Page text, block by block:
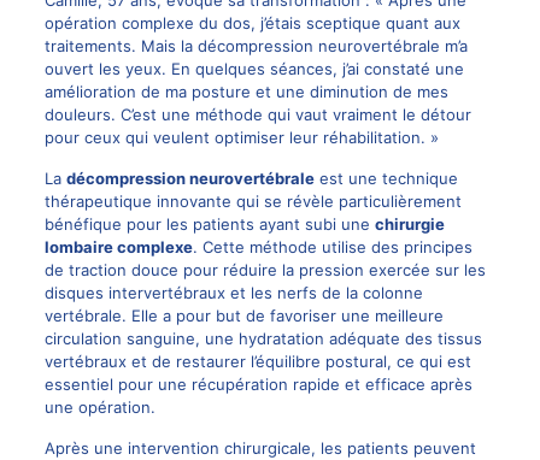
opération complexe du dos, j’étais sceptique quant aux
traitements. Mais la décompression neurovertébrale m’a
ouvert les yeux. En quelques séances, j’ai constaté une
amélioration de ma posture et une diminution de mes
douleurs. C’est une méthode qui vaut vraiment le détour
pour ceux qui veulent optimiser leur réhabilitation. »
La décompression neurovertébraleest une technique
thérapeutique innovante qui se révèle particulièrement
bénéfique pour les patients ayant subi une chirurgie
lombaire complexe. Cette méthode utilise des principes
de traction douce pour réduire la pression exercée sur les
disques intervertébraux et les nerfs de la colonne
vertébrale. Elle a pour but de favoriser une meilleure
circulation sanguine, une hydratation adéquate des tissus
vertébraux et de restaurer l’équilibre postural, ce qui est
essentiel pour une récupération rapide et efficace après
une opération.
Après une intervention chirurgicale, les patients peuvent